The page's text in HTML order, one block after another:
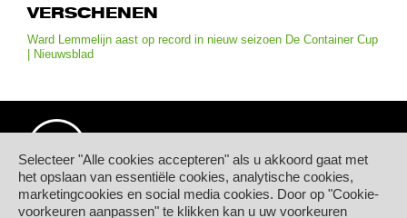
Selecteer "Alle cookies accepteren" als u akkoord gaat met
het opslaan van essentiële cookies, analytische cookies,
marketingcookies en social media cookies. Door op "Cookie-
voorkeuren aanpassen" te klikken kan u uw voorkeuren
VERSCHENEN
Ward Lemmelijn aast op record in nieuw seizoen De Container Cup
| Nieuwsblad
© Hogeschool PXL
Elfde-Liniestraat 24